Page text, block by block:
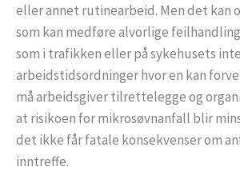
eller annet rutinearbeid. Men det kan
som kan medføre alvorlige
som i trafikken eller på sykehusets
arbeidstidsordninger hvor en kan
må arbeidsgiver tilrettelegge og
at risikoen for mikrosøvnanfall blir
det ikke får fatale konsekvenser om
inntreffe.